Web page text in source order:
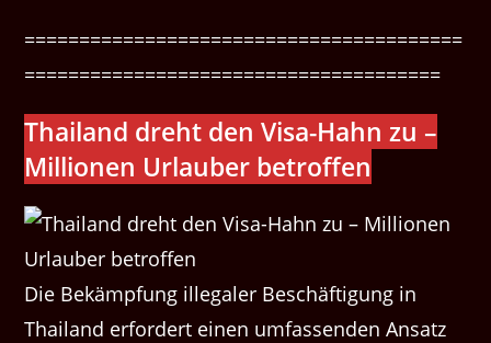
========================================
======================================
Thai­land dreht den Visa-Hahn zu –
Mil­lio­nen Urlauber betroffen
Die Bekämpfung illegaler Beschäftigung in
Thailand erfordert einen umfassenden Ansatz